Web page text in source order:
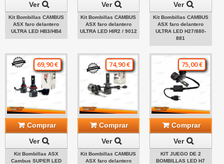
Ver
Kit Bombillas CAMBUS
ASX faro delantero
ULTRA LED HB3/HB4
Ver
Kit Bombillas CAMBUS
ASX faro delantero
ULTRA LED HIR2 / 9012
Ver
Kit Bombillas CAMBUS
ASX faro delantero
ULTRA LED H27/880-
881
69,90 €
Comprar
Ver
Kit Bombillas ASX
Cambus SUPER LED
74,90 €
Comprar
Ver
Kit Bombillas CAMBUS
ASX faro delantero
75,00 €
Comprar
Ver
KIT JUEGO DE 2
BOMBILLAS LED H7